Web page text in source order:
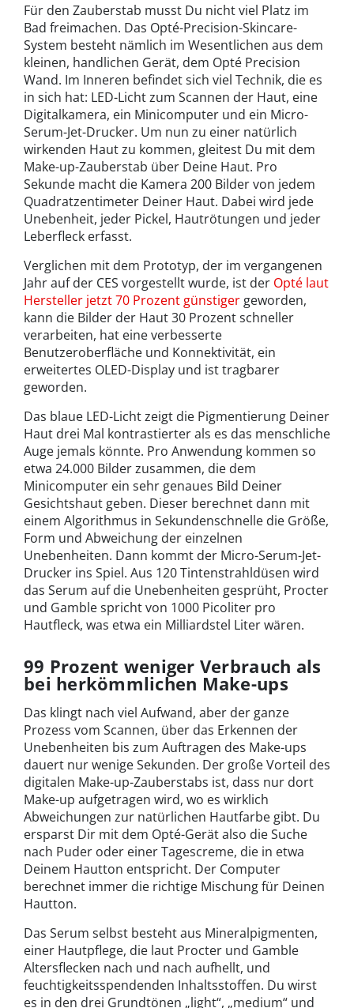
Für den Zauberstab musst Du nicht viel Platz im
Bad freimachen. Das Opté-Precision-Skincare-
System besteht nämlich im Wesentlichen aus dem
kleinen, handlichen Gerät, dem Opté Precision
Wand. Im Inneren befindet sich viel Technik, die es
in sich hat: LED-Licht zum Scannen der Haut, eine
Digitalkamera, ein Minicomputer und ein Micro-
Serum-Jet-Drucker. Um nun zu einer natürlich
wirkenden Haut zu kommen, gleitest Du mit dem
Make-up-Zauberstab über Deine Haut. Pro
Sekunde macht die Kamera 200 Bilder von jedem
Quadratzentimeter Deiner Haut. Dabei wird jede
Unebenheit, jeder Pickel, Hautrötungen und jeder
Leberfleck erfasst.
Verglichen mit dem Prototyp, der im vergangenen
Jahr auf der CES vorgestellt wurde, ist der Opté laut
Hersteller jetzt 70 Prozent günstiger geworden,
kann die Bilder der Haut 30 Prozent schneller
verarbeiten, hat eine verbesserte
Benutzeroberfläche und Konnektivität, ein
erweitertes OLED-Display und ist tragbarer
geworden.
Das blaue LED-Licht zeigt die Pigmentierung Deiner
Haut drei Mal kontrastierter als es das menschliche
Auge jemals könnte. Pro Anwendung kommen so
etwa 24.000 Bilder zusammen, die dem
Minicomputer ein sehr genaues Bild Deiner
Gesichtshaut geben. Dieser berechnet dann mit
einem Algorithmus in Sekundenschnelle die Größe,
Form und Abweichung der einzelnen
Unebenheiten. Dann kommt der Micro-Serum-Jet-
Drucker ins Spiel. Aus 120 Tintenstrahldüsen wird
das Serum auf die Unebenheiten gesprüht, Procter
und Gamble spricht von 1000 Picoliter pro
Hautfleck, was etwa ein Milliardstel Liter wären.
99 Prozent weniger Verbrauch als
bei herkömmlichen Make-ups
Das klingt nach viel Aufwand, aber der ganze
Prozess vom Scannen, über das Erkennen der
Unebenheiten bis zum Auftragen des Make-ups
dauert nur wenige Sekunden. Der große Vorteil des
digitalen Make-up-Zauberstabs ist, dass nur dort
Make-up aufgetragen wird, wo es wirklich
Abweichungen zur natürlichen Hautfarbe gibt. Du
ersparst Dir mit dem Opté-Gerät also die Suche
nach Puder oder einer Tagescreme, die in etwa
Deinem Hautton entspricht. Der Computer
berechnet immer die richtige Mischung für Deinen
Hautton.
Das Serum selbst besteht aus Mineralpigmenten,
einer Hautpflege, die laut Procter und Gamble
Altersflecken nach und nach aufhellt, und
feuchtigkeitsspendenden Inhaltsstoffen. Du wirst
es in den drei Grundtönen „light“, „medium“ und